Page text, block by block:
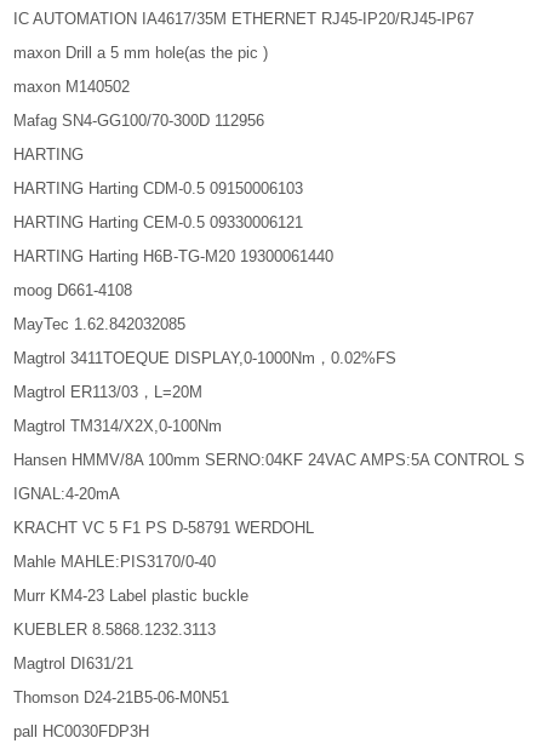
IC AUTOMATION IA4617/35M ETHERNET RJ45-IP20/RJ45-IP67
maxon Drill a 5 mm hole(as the pic )
maxon M140502
Mafag SN4-GG100/70-300D 112956
HARTING
HARTING Harting CDM-0.5 09150006103
HARTING Harting CEM-0.5 09330006121
HARTING Harting H6B-TG-M20 19300061440
moog D661-4108
MayTec 1.62.842032085
Magtrol 3411TOEQUE DISPLAY,0-1000Nm，0.02%FS
Magtrol ER113/03，L=20M
Magtrol TM314/X2X,0-100Nm
Hansen HMMV/8A 100mm SERNO:04KF 24VAC AMPS:5A CONTROL S
IGNAL:4-20mA
KRACHT VC 5 F1 PS D-58791 WERDOHL
Mahle MAHLE:PIS3170/0-40
Murr KM4-23 Label plastic buckle
KUEBLER 8.5868.1232.3113
Magtrol DI631/21
Thomson D24-21B5-06-M0N51
pall HC0030FDP3H